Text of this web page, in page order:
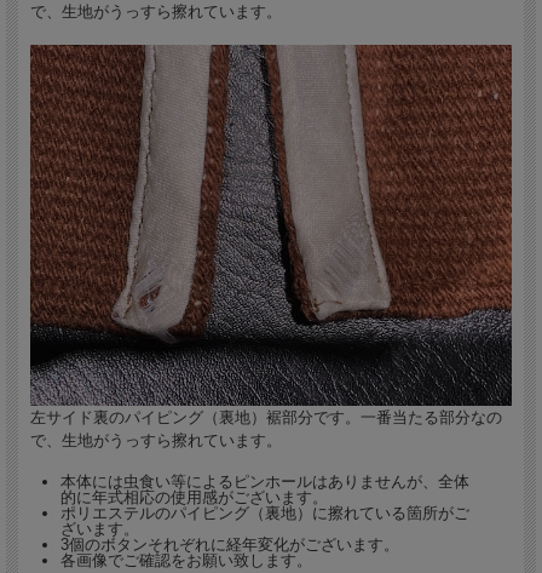
で、生地がうっすら擦れています。
左サイド裏のパイピング（裏地）裾部分です。一番当たる部分なの
で、生地がうっすら擦れています。
本体には虫食い等によるピンホールはありませんが、全体
的に年式相応の使用感がございます。
ポリエステルのパイピング（裏地）に擦れている箇所がご
ざいます。
3個のボタンそれぞれに経年変化がございます。
各画像でご確認をお願い致します。